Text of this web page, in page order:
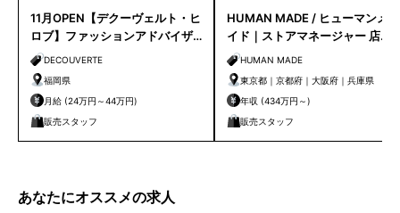
11月OPEN【デクーヴェルト・ヒ
ロブ】ファッションアドバイザ
ー｜天神店
DECOUVERTE
福岡県
月給 (24万円～44万円)
販売スタッフ
HUMAN MADE / ヒューマンメ
イド｜ストアマネージャー 店長
候補HUMAN MADE
東京都｜京都府｜大阪府｜兵庫県
年収 (434万円～)
販売スタッフ
あなたにオススメの求人